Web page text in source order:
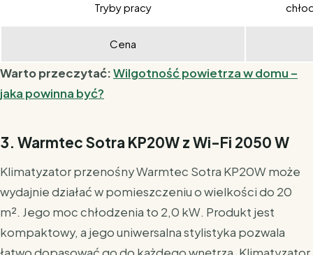
Tryby pracy
Cena
Warto przeczytać:Wilgotność powietrza w domu –
jaka powinna być?
3. Warmtec Sotra KP20W z Wi-Fi 2050 W
Klimatyzator przenośny Warmtec Sotra KP20W może
wydajnie działać w pomieszczeniu o wielkości do 20
m². Jego moc chłodzenia to 2,0 kW. Produkt jest
kompaktowy, a jego uniwersalna stylistyka pozwala